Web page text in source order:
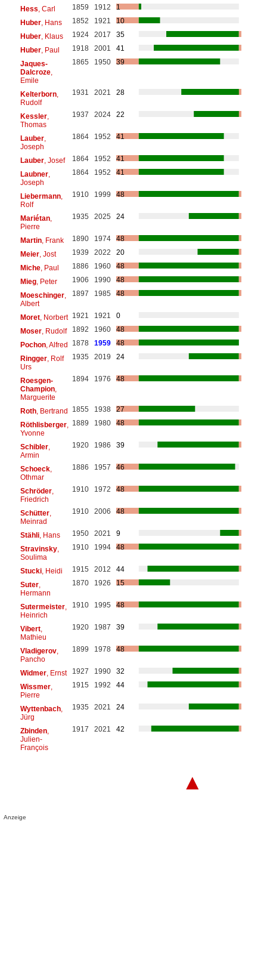
Hess , Carl 1859 1912
1
Huber, Hans 1852 1921
10
Huber, Klaus 1924 2017
35
Huber, Paul 1918 2001
41
Jaques-
Dalcroze,
Emile
1865 1950 39
Kelterborn,
Rudolf
1931 2021 28
Kessler,
Thomas
1937 2024 22
Lauber,
Joseph
1864 1952 41
Lauber, Josef 1864 1952
41
Laubner,
Joseph
1864 1952 41
Liebermann,
Rolf
1910 1999 48
Mariétan,
Pierre
1935 2025 24
Martin, Frank 1890 1974
48
Meier, Jost 1939 2022
20
Miche, Paul 1886 1960
48
Mieg, Peter 1906 1990
48
Moeschinger,
Albert
1897 1985 48
Moret, Norbert 1921 1921
0
Moser, Rudolf 1892 1960
48
Pochon, Alfred 1878 1959
48
Ringger, Rolf
Urs
1935 2019 24
Roesgen-
Champion,
Marguerite
1894 1976 48
Roth, Bertrand 1855 1938
27
Röthlisberger,
Yvonne
1889 1980 48
Schibler,
Armin
1920 1986 39
Schoeck,
Othmar
1886 1957 46
Schröder,
Friedrich
1910 1972 48
Schütter,
Meinrad
1910 2006 48
Stähli, Hans 1950 2021
9
Stravinsky,
Soulima
1910 1994 48
Stucki, Heidi 1915 2012
44
Suter,
Hermann
1870 1926 15
Sutermeister,
Heinrich
1910 1995 48
Vibert,
Mathieu
1920 1987 39
Vladigerov,
Pancho
1899 1978 48
Widmer, Ernst 1927 1990
32
Wissmer,
Pierre
1915 1992 44
Wyttenbach,
Jürg
1935 2021 24
Zbinden,
Julien-
François
1917 2021 42
▲
Anzeige